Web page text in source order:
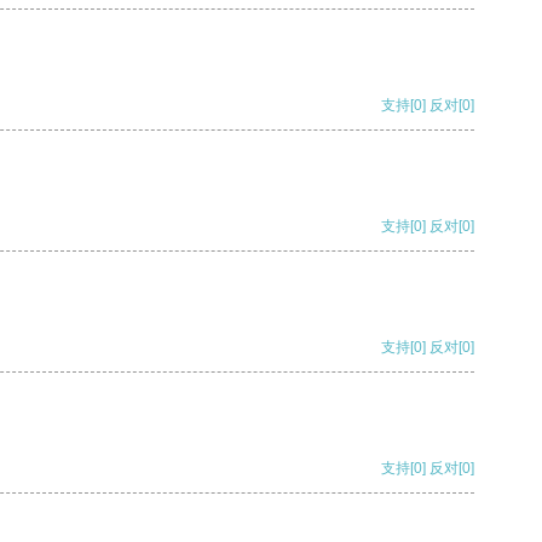
支持[0] 反对[0]
支持[0] 反对[0]
支持[0] 反对[0]
支持[0] 反对[0]